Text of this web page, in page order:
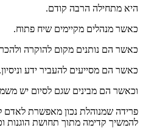
היא מתחילה הרבה קודם.
כאשר מנהלים מקיימים שיח פתוח.
כאשר הם נותנים מקום להוקרה
כאשר הם מסייעים להעביר ידע וניסיון.
וכאשר הם מבינים שגם לסיום יש
פרידה שמנוהלת נכון מאפשרת לאדם
להמשיך קדימה מתוך תחושת הוגנות